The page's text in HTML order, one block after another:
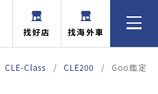
找好店 找海外車
CLE-Class CLE200 Goo鑑定車